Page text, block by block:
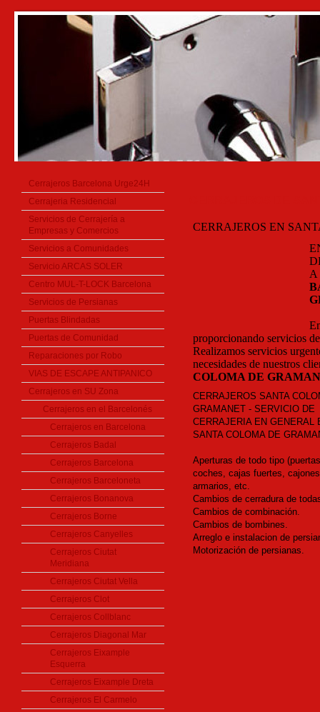
Cerrajeros Barcelona Urge24H
Cerrajeria Residencial
Servicios de Cerrajería a
Empresas y Comercios
Servicios a Comunidades
Servicio ARCAS SOLER
Centro MUL-T-LOCK Barcelona
Servicios de Persianas
Puertas Blindadas
Puertas de Comunidad
Reparaciones por Robo
VIAS DE ESCAPE ANTIPANICO
Cerrajeros en SU Zona
Cerrajeros en el Barcelonés
Cerrajeros en Barcelona
Cerrajeros Badal
Cerrajeros Barcelona
Cerrajeros Barceloneta
Cerrajeros Bonanova
Cerrajeros Borne
Cerrajeros Canyelles
Cerrajeros Ciutat
Meridiana
Cerrajeros Ciutat Vella
Cerrajeros Clot
Cerrajeros Collblanc
Cerrajeros Diagonal Mar
Cerrajeros Eixample
Esquerra
Cerrajeros Eixample Dreta
Cerrajeros El Carmelo
CERRAJEROS EN
A
proporcionando servicios
Realizamos servicios
necesidades de nuestros
COLOMA DE
CERRAJEROS SANTA
GRAMANET - SERVICIO DE
CERRAJERIA EN GENERAL
SANTA COLOMA DE
Aperturas de todo tipo
coches, cajas fuertes,
armarios, etc.
Cambios de cerradura de
Cambios de combinación.
Cambios de bombines.
Arreglo e instalacion de
Motorización de persianas.